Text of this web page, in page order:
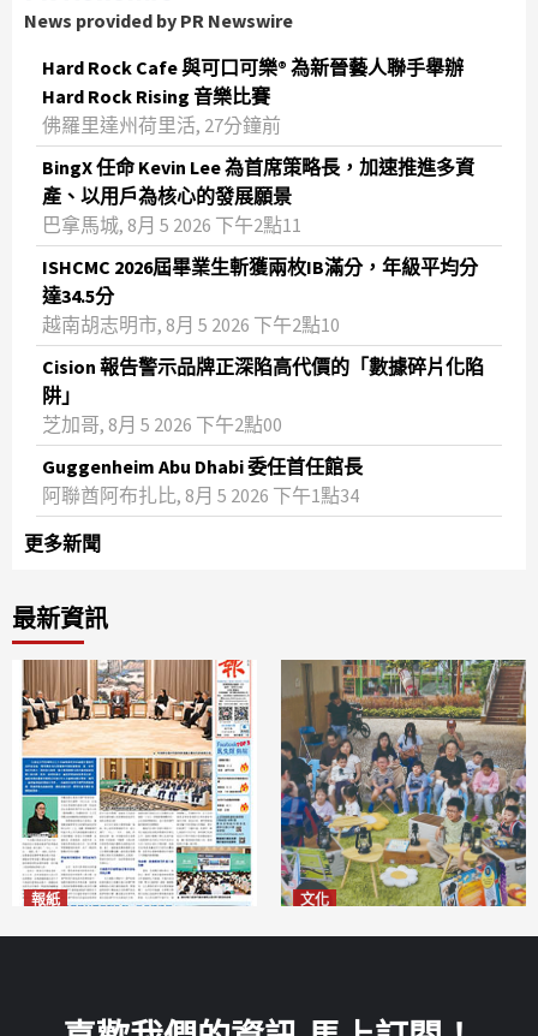
News provided by PR Newswire
Hard Rock Cafe 與可口可樂® 為新晉藝人聯手舉辦
Hard Rock Rising 音樂比賽
佛羅里達州荷里活, 27分鐘前
BingX 任命 Kevin Lee 為首席策略長，加速推進多資
產、以用戶為核心的發展願景
巴拿馬城, 8月 5 2026 下午2點11
ISHCMC 2026屆畢業生斬獲兩枚IB滿分，年級平均分
達34.5分
越南胡志明市, 8月 5 2026 下午2點10
Cision 報告警示品牌正深陷高代價的「數據碎片化陷
阱」
芝加哥, 8月 5 2026 下午2點00
Guggenheim Abu Dhabi 委任首任館長
阿聯酋阿布扎比, 8月 5 2026 下午1點34
更多新聞
最新資訊
報紙 文化